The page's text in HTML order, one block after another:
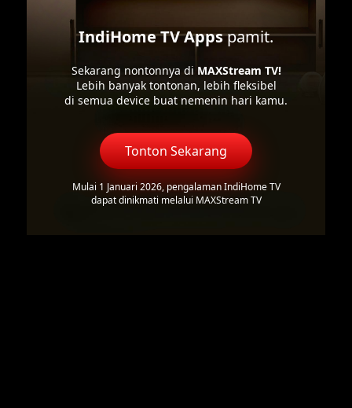
IndiHome TV Appspamit.
Sekarang nontonnya di MAXStream TV!
Lebih banyak tontonan, lebih fleksibel
di semua device buat nemenin hari kamu.
Tonton Sekarang
Mulai 1 Januari 2026, pengalaman IndiHome TV
dapat dinikmati melalui MAXStream TV